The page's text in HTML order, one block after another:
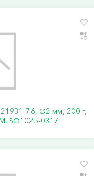
76, Ø2 мм, 200 г,
SQ1025-0317